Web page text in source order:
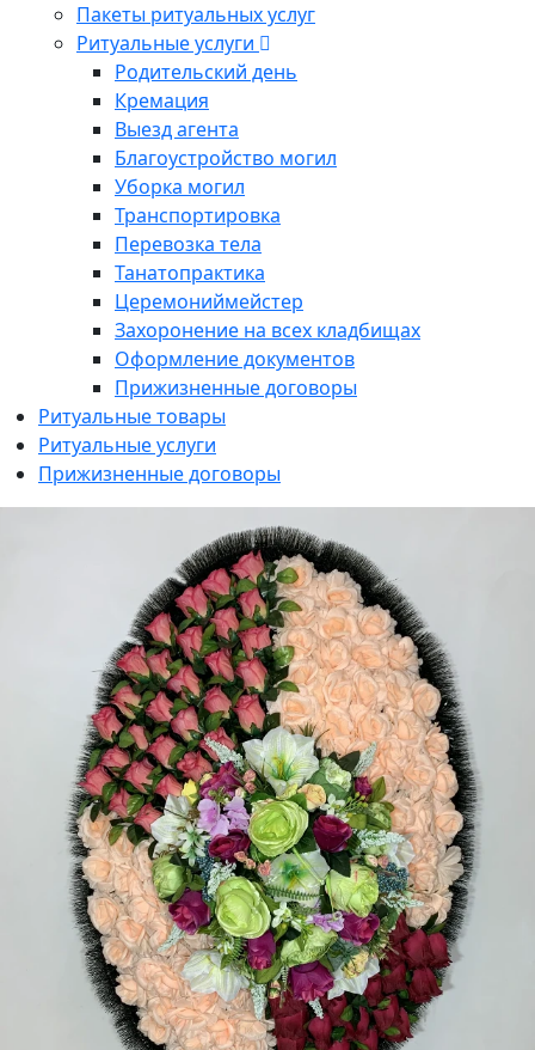
Пакеты ритуальных услуг
Ритуальные услуги
Родительский день
Кремация
Выезд агента
Благоустройство могил
Уборка могил
Транспортировка
Перевозка тела
Танатопрактика
Церемониймейстер
Захоронение на всех кладбищах
Оформление документов
Прижизненные договоры
Ритуальные товары
Ритуальные услуги
Прижизненные договоры